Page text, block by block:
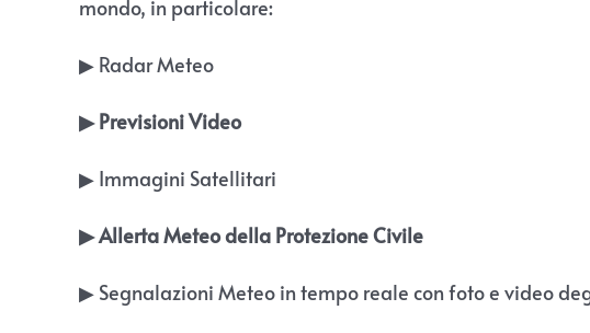
mondo, in particolare:
▶︎ Radar Meteo
▶︎ Previsioni Video
▶︎ Immagini Satellitari
▶︎ Allerta Meteo della Protezione Civile
▶︎ Segnalazioni Meteo in tempo reale con foto e video